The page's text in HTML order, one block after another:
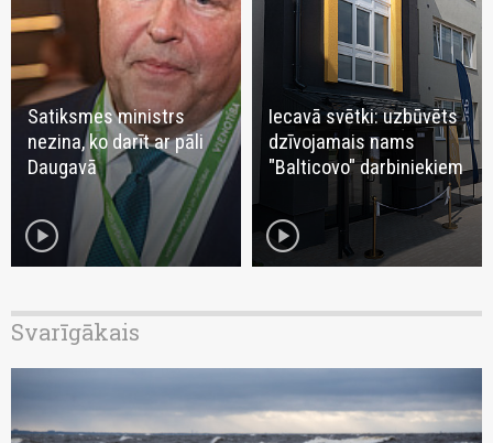
Satiksmes ministrs
nezina, ko darīt ar pāli
Daugavā
play_circle
Iecavā svētki: uzbūvēts
dzīvojamais nams
"Balticovo" darbiniekiem
play_circle
Svarīgākais